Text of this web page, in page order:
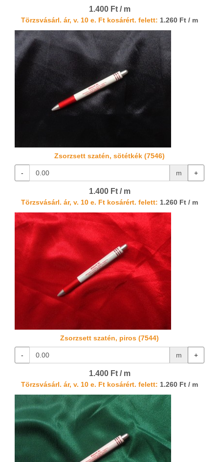
1.400 Ft / m
Törzsvásárl. ár, v. 10 e. Ft kosárért. felett: 1.260 Ft / m
Zsorzsett szatén, sötétkék (7546)
- m +
1.400 Ft / m
Törzsvásárl. ár, v. 10 e. Ft kosárért. felett: 1.260 Ft / m
Zsorzsett szatén, piros (7544)
- m +
1.400 Ft / m
Törzsvásárl. ár, v. 10 e. Ft kosárért. felett: 1.260 Ft / m